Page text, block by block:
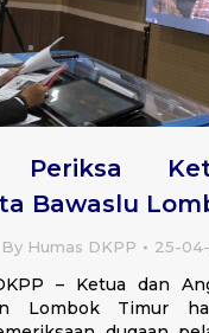
Periksa
Bawaslu
By Humas DKPP 25-
– Ketua dan
Lombok Timur